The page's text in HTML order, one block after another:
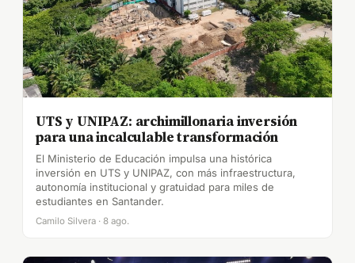
UTS y UNIPAZ: archimillonaria inversión
para una incalculable transformación
El Ministerio de Educación impulsa una histórica
inversión en UTS y UNIPAZ, con más infraestructura,
autonomía institucional y gratuidad para miles de
estudiantes en Santander.
Camilo Silvera · 8 ago.